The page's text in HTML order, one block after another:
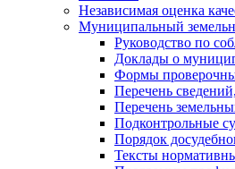
Независимая оценка
Муниципальный
Руководство по
Доклады о
Формы
Перечень
Перечень
Подконтрольные
Порядок
Тексты